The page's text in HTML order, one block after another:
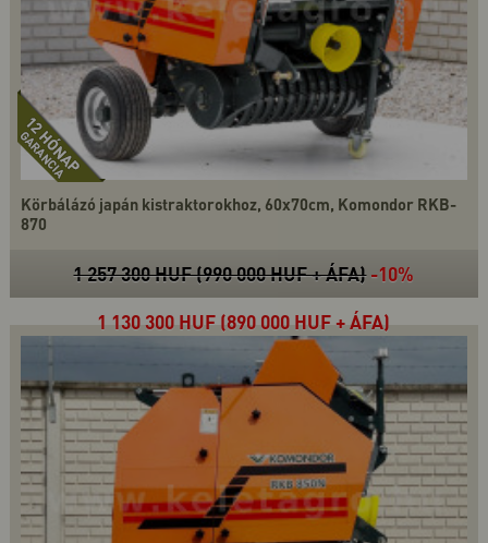
Körbálázó japán kistraktorokhoz, 60x70cm, Komondor RKB-
870
1 257 300 HUF (990 000 HUF + ÁFA)-10%
1 130 300 HUF (890 000 HUF + ÁFA)